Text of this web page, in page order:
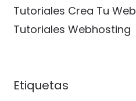
Tutoriales Crea Tu Web
Tutoriales Webhosting
Etiquetas